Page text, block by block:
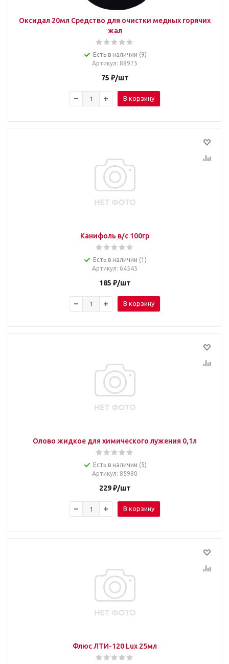
Оксидал 20мл Средство для очистки медных горячих
жал
Есть в наличии (9)
Артикул: 88975
75 ₽/шт
В корзину
Канифоль в/с 100гр
Есть в наличии (1)
Артикул: 64545
185 ₽/шт
В корзину
Олово жидкое для химического лужения 0,1л
Есть в наличии (5)
Артикул: 85980
229₽/шт
В корзину
Флюс ЛТИ-120 Lux 25мл